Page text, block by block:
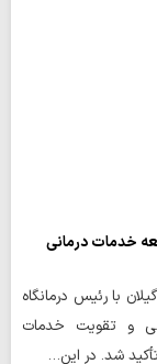
خدمات درمانی
با رئیس درمانگاه
و تقویت خدمات
شد. در این…